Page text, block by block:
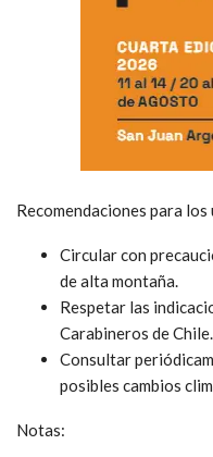
Recomendaciones para los
Circular con
de alta montaña.
Respetar las
Carabineros de Chile.
Consultar
posibles cambios
Notas: